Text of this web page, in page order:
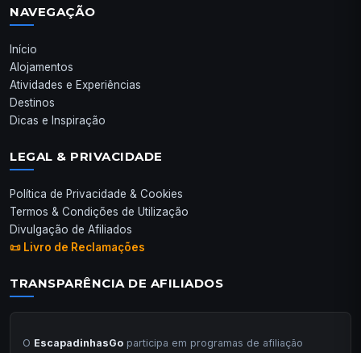
NAVEGAÇÃO
Início
Alojamentos
Atividades e Experiências
Destinos
Dicas e Inspiração
LEGAL & PRIVACIDADE
Política de Privacidade & Cookies
Termos & Condições de Utilização
Divulgação de Afiliados
📜 Livro de Reclamações
TRANSPARÊNCIA DE AFILIADOS
O EscapadinhasGo participa em programas de afiliação